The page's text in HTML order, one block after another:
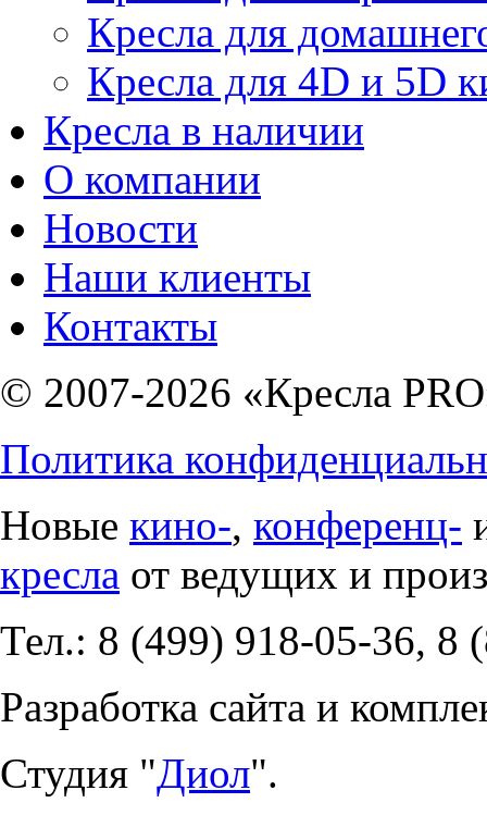
Кресла для
Кресла для 4D и 5D
Кресла в наличии
О компании
Новости
Наши клиенты
Контакты
© 2007-2026 «Кресла
Политика
Новые кино-, конференц-
кресла от ведущих и
Тел.: 8 (499) 918-05-36, 8
Разработка сайта и
Студия "Диол".